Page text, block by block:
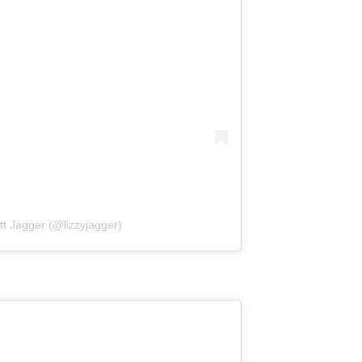
Jagger (@lizzyjagger)